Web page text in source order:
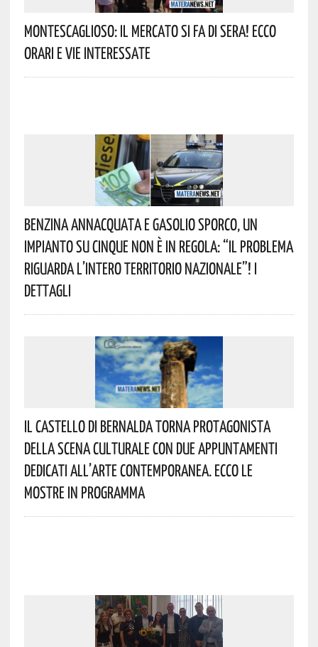
Montescaglioso: Il Mercato Si Fa Di Sera! Ecco
Orari E Vie Interessate
Benzina Annacquata E Gasolio Sporco, Un
Impianto Su Cinque Non È In Regola: “il Problema
Riguarda L’intero Territorio Nazionale”! I
Dettagli
Il Castello Di Bernalda Torna Protagonista
Della Scena Culturale Con Due Appuntamenti
Dedicati All’arte Contemporanea. Ecco Le
Mostre In Programma